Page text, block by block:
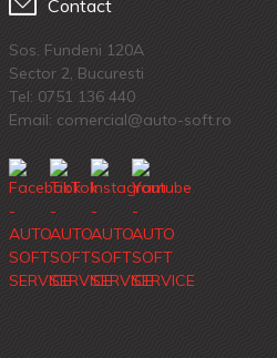
Contact
Sos. Fundeni 120A
Sector 2, Bucuresti
Tel: 0751 136 440
Email: comercial@auto-soft.ro